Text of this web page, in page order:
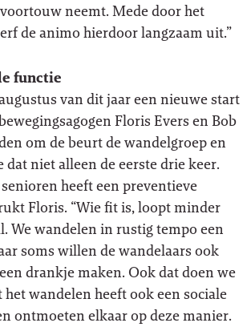
neemt. Mede door het
de animo hierdoor langzaam uit.”
functie
van dit jaar een nieuwe start
Floris Evers en Bob
om de beurt de wandelgroep en
dat niet alleen de eerste drie keer.
heeft een preventieve
Floris. “Wie fit is, loopt minder
We wandelen in rustig tempo een
soms willen de wandelaars ook
drankje maken. Ook dat doen we
wandelen heeft ook een sociale
ontmoeten elkaar op deze manier.